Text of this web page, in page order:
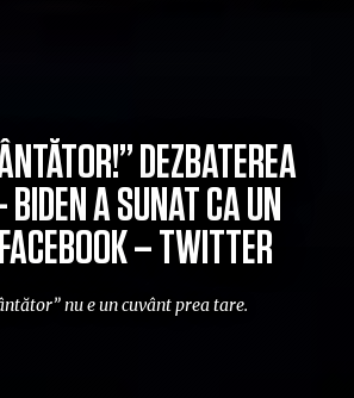
DEZBATEREA
A SUNAT CA UN
– TWITTER
nu e un cuvânt prea tare.